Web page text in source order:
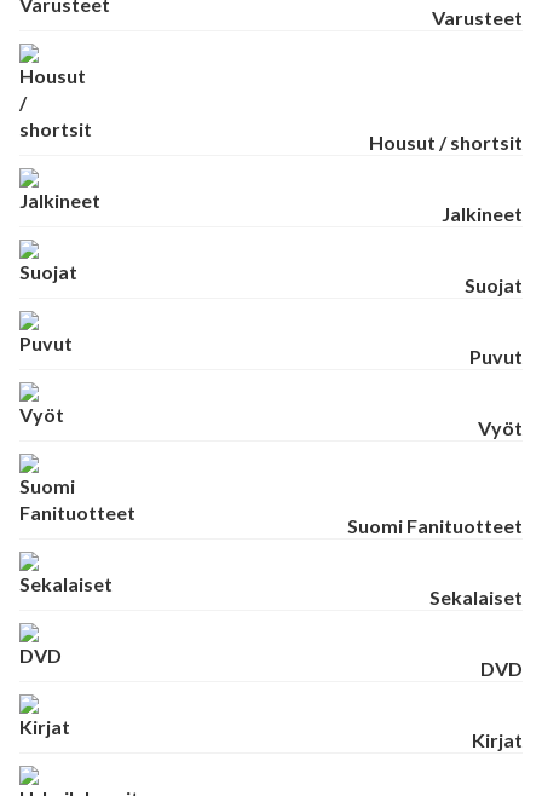
Varusteet
Housut / shortsit
Jalkineet
Suojat
Puvut
Vyöt
Suomi Fanituotteet
Sekalaiset
DVD
Kirjat